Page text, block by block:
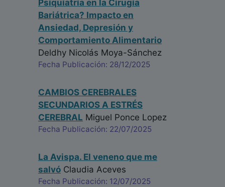
Profesional - España
Fecha: 27/05/2022
Excelente ejemplo de psicología basada en la
mí un valor terapéutico pues había tenido ayer un
día espantoso, que me hizo asomar síntomas.
Luego de la presentación de Iraida, quedé
renovado. Felicitaciones al equipo de
línea tan relevante en tiempos tan desafiantes.
Andrés M. Pérez-Acosta
Psicólogo - Colombia
Psiquiatría en la Cirugía
Bariátrica? Impacto en
Ansiedad, Depresión y
Comportamiento Alimentario
Deldhy Nicolás Moya-Sánchez
Fecha Publicación: 28/12/2025
CAMBIOS CEREBRALES
SECUNDARIOS A ESTRÉS
CEREBRAL Miguel Ponce Lopez
Fecha Publicación: 22/07/2025
La Avispa. El veneno que me
salvó Claudia Aceves
Fecha Publicación: 12/07/2025